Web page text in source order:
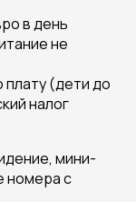
в день
не
(дети до
налог
мини-
номера с